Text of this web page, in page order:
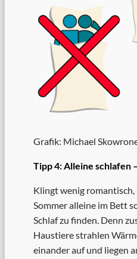
Grafik: Michael
Tipp 4: Alleine schlafen
Klingt wenig
Sommer alleine im Bett
Schlaf zu finden. Denn
Haustiere strahlen
einander auf und liegen